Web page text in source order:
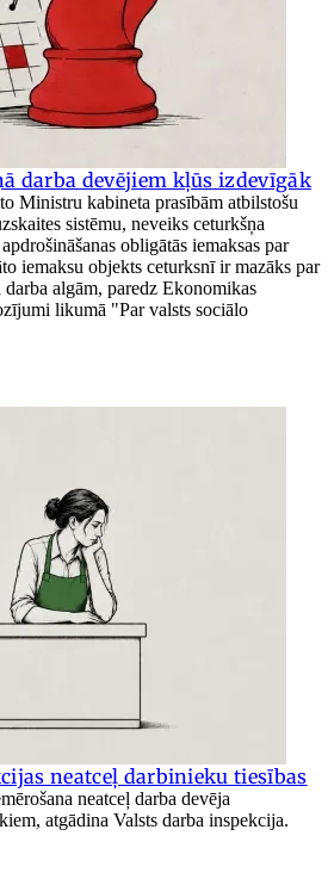
darba devējiem kļūs izdevīgāk
Ministru kabineta prasībām atbilstošu
sistēmu, neveiks ceturkšņa
obligātās iemaksas par
iemaksu objekts ceturksnī ir mazāks par
algām, paredz Ekonomikas
likumā "Par valsts sociālo
neatceļ darbinieku tiesības
neatceļ darba devēja
atgādina Valsts darba inspekcija.